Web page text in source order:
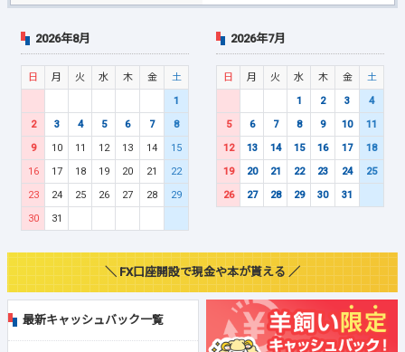
2026年8月
日 月 火 水 木 金
土
1
2
3 4 5 6 7
8
9
10 11 12 13 14
15
16
17 18 19 20 21
22
23
24 25 26 27 28
29
30
31
2026年7月
日 月 火 水 木 金
土
1
2 3
4
5
6 7 8 9 10
11
12
13 14 15 16 17
18
19
20 21 22 23 24
25
26
27 28 29 30 31
＼ FX口座開設で現金や本が貰える ／
最新キャッシュバック一覧